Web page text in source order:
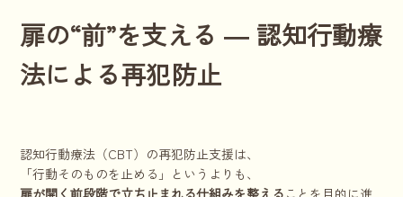
扉の“前”を支える ― 認知行動療
法による再犯防止
認知行動療法（CBT）の再犯防止支援は、
「行動そのものを止める」というよりも、
扉が開く前段階で立ち止まれる仕組みを整える ことを目的に進